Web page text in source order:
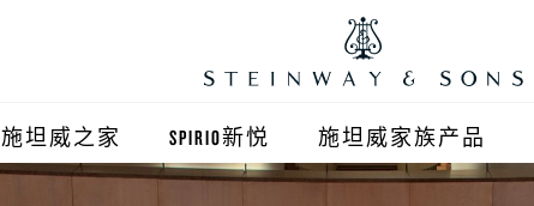
施坦威之家 SPIRIO新悦 施坦威家族产品